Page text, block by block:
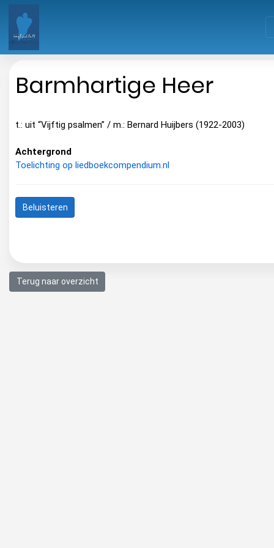
Barmhartige Heer
t.: uit “Vijftig psalmen” / m.: Bernard Huijbers (1922-2003)
Achtergrond
Toelichting op liedboekcompendium.nl
Beluisteren
Terug naar overzicht